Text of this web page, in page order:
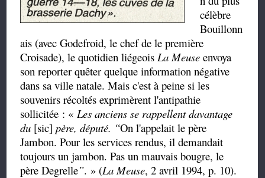
célèbre
Bouillonn
ais (avec Godefroid, le chef de le première
Croisade), le quotidien liégeois La Meuse envoya
son reporter quêter quelque information négative
dans sa ville natale. Mais c'est à peine si les
souvenirs récoltés exprimèrent l'antipathie
sollicitée : « Les anciens se rappellent davantage
du [sic]père, député. “On l'appelait le père
Jambon. Pour les services rendus, il demandait
toujours un jambon. Pas un mauvais bougre, le
pèreDegrelle”. » (La Meuse, 2 avril 1994, p. 10).